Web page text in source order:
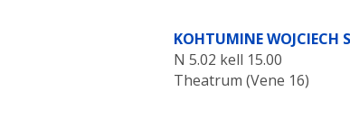
KOHTUMINE WOJCIECH
N 5.02 kell 15.00
Theatrum (Vene 16)